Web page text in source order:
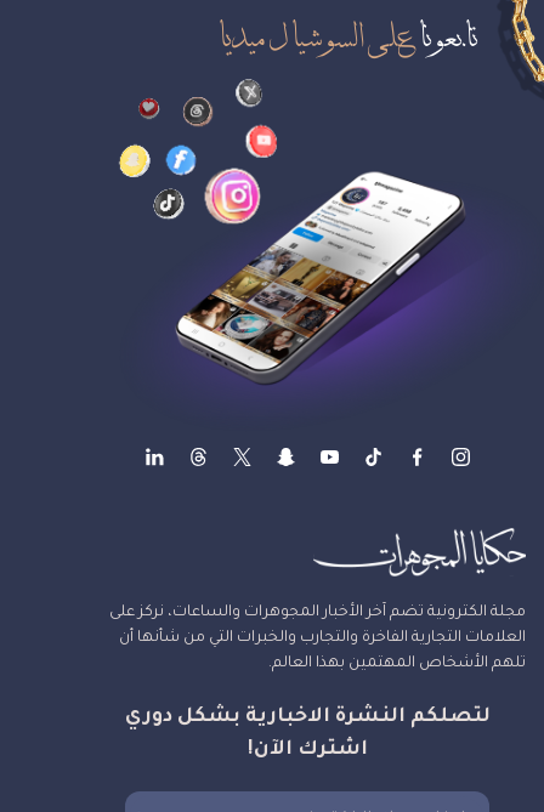
تابعوناعلى السوشيال ميديا
مجلة الكترونية تضم آخر الأخبار المجوهرات والساعات، نركز على
العلامات التجارية الفاخرة والتجارب والخبرات التي من شأنها أن
تلهم الأشخاص المهتمين بهذا العالم.
لتصلكم النشرة الاخبارية بشكل دوري
اشترك الآن!